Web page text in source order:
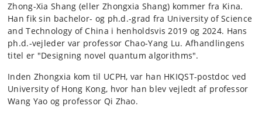
Zhong-Xia Shang (eller Zhongxia Shang) kommer fra Kina.
Han fik sin bachelor- og ph.d.-grad fra University of Science
and Technology of China i henholdsvis 2019 og 2024. Hans
ph.d.-vejleder var professor Chao-Yang Lu. Afhandlingens
titel er "Designing novel quantum algorithms".
Inden Zhongxia kom til UCPH, var han HKIQST-postdoc ved
University of Hong Kong, hvor han blev vejledt af professor
Wang Yao og professor Qi Zhao.